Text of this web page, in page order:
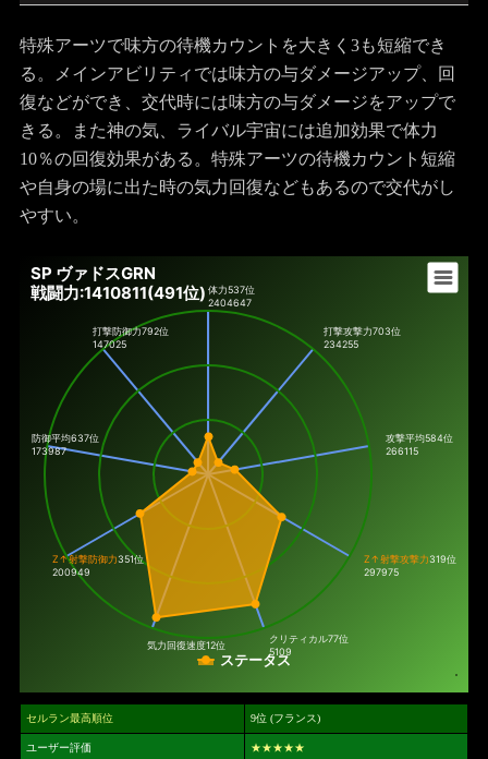
特殊アーツで味方の待機カウントを大きく3も短縮でき
る。メインアビリティでは味方の与ダメージアップ、回
復などができ、交代時には味方の与ダメージをアップで
きる。また神の気、ライバル宇宙には追加効果で体力
10％の回復効果がある。特殊アーツの待機カウント短縮
や自身の場に出た時の気力回復などもあるので交代がし
やすい。
SP ヴァドスGRN
戦闘力:1410811(491位)
ステータス
体力537位
2404647
打撃攻撃力703位
234255
攻撃平均584位
266115
Z↑射撃攻撃力319位
297975
クリティカル77位
5109
気力回復速度12位
Z↑射撃防御力351位
200949
防御平均637位
173987
打撃防御力792位
147025
セルラン最高順位 9位 (フランス)
ユーザー評価 ★★★★★